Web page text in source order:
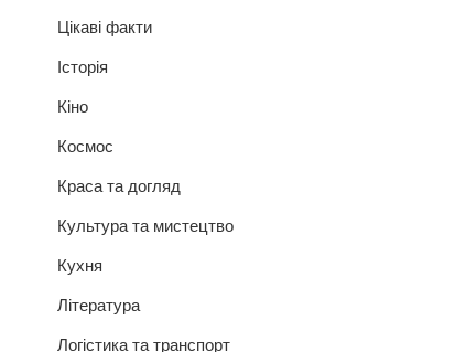
Цікаві факти
Історія
Кіно
Космос
Краса та догляд
Культура та мистецтво
Кухня
Література
Логістика та транспорт